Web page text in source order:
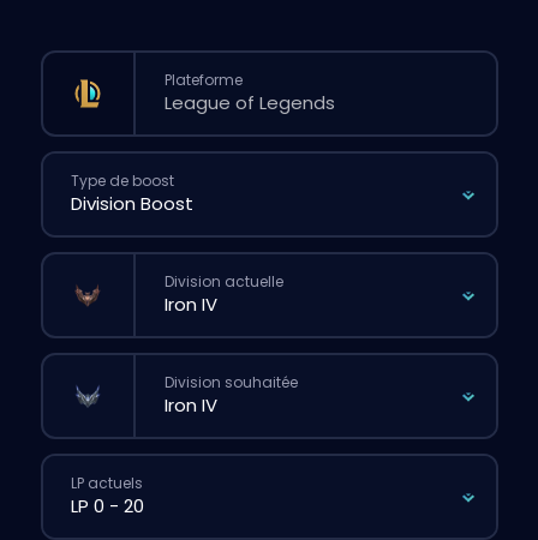
Plateforme
Type de boost
Division actuelle
Division souhaitée
LP actuels